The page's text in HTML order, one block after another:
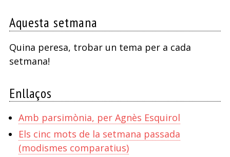
Aquesta setmana
Quina peresa, trobar un tema per a cada
setmana!
Enllaços
Amb parsimònia, per Agnès Esquirol
Els cinc mots de la setmana passada
(modismes comparatius)